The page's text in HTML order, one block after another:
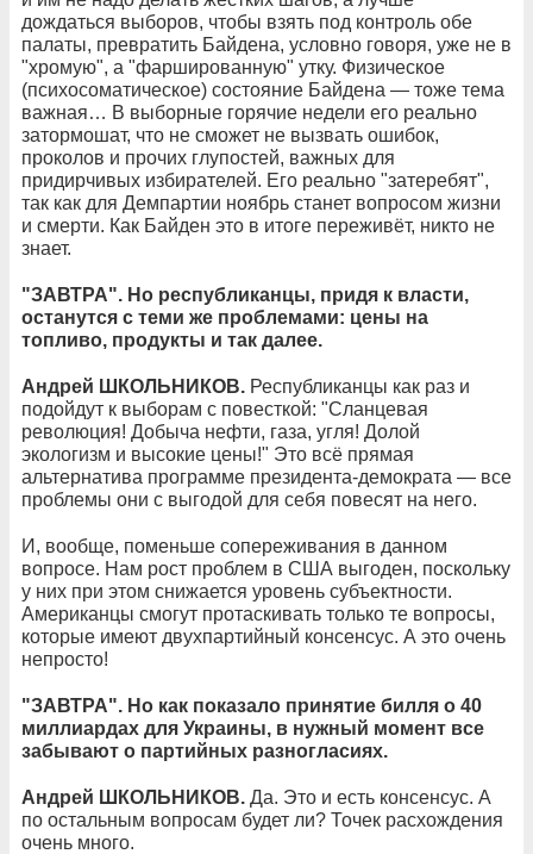
дождаться выборов, чтобы взять под контроль обе
палаты, превратить Байдена, условно говоря, уже не в
"хромую", а "фаршированную" утку. Физическое
(психосоматическое) состояние Байдена — тоже тема
важная… В выборные горячие недели его реально
затормошат, что не сможет не вызвать ошибок,
проколов и прочих глупостей, важных для
придирчивых избирателей. Его реально "затеребят",
так как для Демпартии ноябрь станет вопросом жизни
и смерти. Как Байден это в итоге переживёт, никто не
знает.
"ЗАВТРА". Но республиканцы, придя к власти,
останутся с теми же проблемами: цены на
топливо, продукты и так далее.
Андрей ШКОЛЬНИКОВ. Республиканцы как раз и
подойдут к выборам с повесткой: "Сланцевая
революция! Добыча нефти, газа, угля! Долой
экологизм и высокие цены!" Это всё прямая
альтернатива программе президента-демократа — все
проблемы они с выгодой для себя повесят на него.
И, вообще, поменьше сопереживания в данном
вопросе. Нам рост проблем в США выгоден, поскольку
у них при этом снижается уровень субъектности.
Американцы смогут протаскивать только те вопросы,
которые имеют двухпартийный консенсус. А это очень
непросто!
"ЗАВТРА". Но как показало принятие билля о 40
миллиардах для Украины, в нужный момент все
забывают о партийных разногласиях.
Андрей ШКОЛЬНИКОВ. Да. Это и есть консенсус. А
по остальным вопросам будет ли? Точек расхождения
очень много.